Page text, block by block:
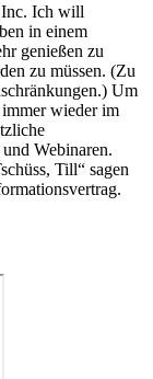
Ich will
in einem
genießen zu
zu müssen. (Zu
Um
wieder im
Webinaren.
Till“ sagen